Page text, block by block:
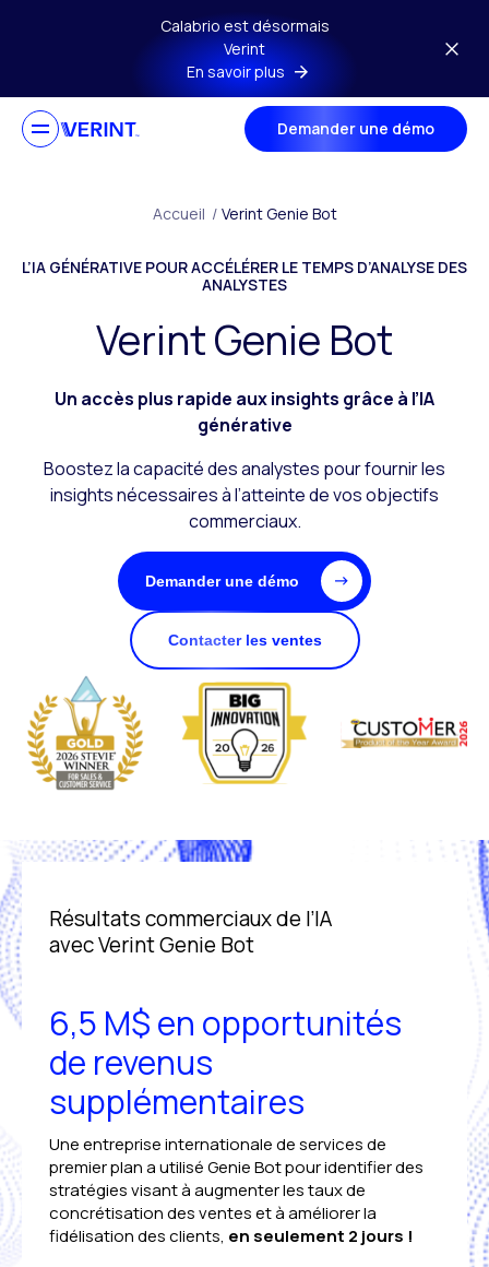
Passer au contenu principal
Calabrio est désormais
Verint
En savoir plus
Demander une démo
Accueil / Verint Genie Bot
L’IA GÉNÉRATIVE POUR ACCÉLÉRER LE TEMPS D’ANALYSE DES
ANALYSTES
Verint Genie Bot
Un accès plus rapide aux insights grâce à l’IA
générative
Boostez la capacité des analystes pour fournir les
insights nécessaires à l’atteinte de vos objectifs
commerciaux.
Demander une démo
Contacter les ventes
Résultats commerciaux de l’IA
avec Verint Genie Bot
6,5 M$ en opportunités
de revenus
supplémentaires
Une entreprise internationale de services de
premier plan a utilisé Genie Bot pour identifier des
stratégies visant à augmenter les taux de
concrétisation des ventes et à améliorer la
fidélisation des clients, en seulement 2 jours !